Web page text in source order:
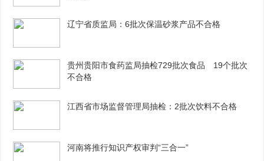
辽宁省质监局：6批次保温砂浆产品不合格
贵州贵阳市食药监局抽检729批次食品 19个批次
不合格
江西省市场监督管理局抽检：2批次饮料不合格
河南将推行知识产权审判“三合一”